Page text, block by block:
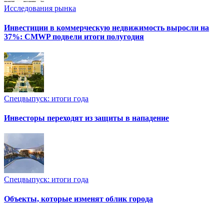
Исследования рынка
Инвестиции в коммерческую недвижимость выросли на
37%: CMWP подвели итоги полугодия
Спецвыпуск: итоги года
Инвесторы переходят из защиты в нападение
Спецвыпуск: итоги года
Объекты, которые изменят облик города